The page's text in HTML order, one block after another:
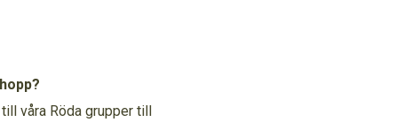
våra Röda grupper till